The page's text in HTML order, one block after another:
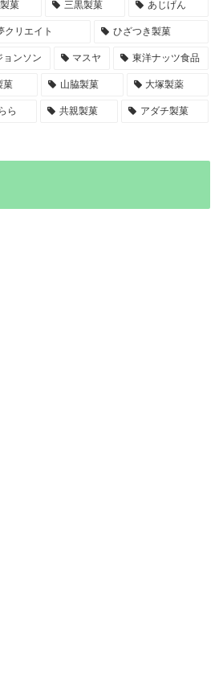
菓 三黒製菓 あじげん
クリエイト ひざつき製菓
ョンソン マスヤ 東洋ナッツ食品
菓 山脇製菓 大塚製薬
ら 共親製菓 アダチ製菓